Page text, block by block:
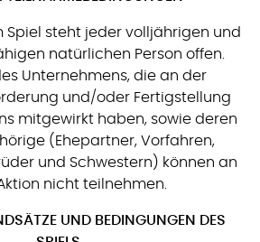
Spiel steht jeder volljährigen und
natürlichen Person offen.
Unternehmens, die an der
und/oder Fertigstellung
mitgewirkt haben, sowie deren
(Ehepartner, Vorfahren,
und Schwestern) können an
nicht teilnehmen.
UND BEDINGUNGEN DES